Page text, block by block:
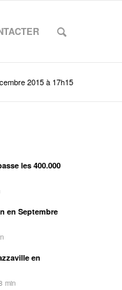
2015 à 17h15
les 400.000
en Septembre
en
min